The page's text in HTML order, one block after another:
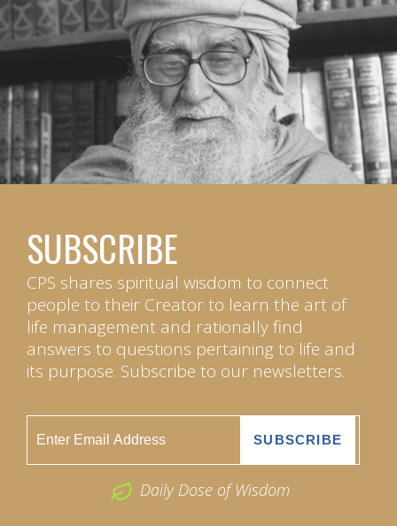
SUBSCRIBE
CPS shares spiritual wisdom to connect
people to their Creator to learn the art of
life management and rationally find
answers to questions pertaining to life and
its purpose. Subscribe to our newsletters.
Daily Dose of Wisdom